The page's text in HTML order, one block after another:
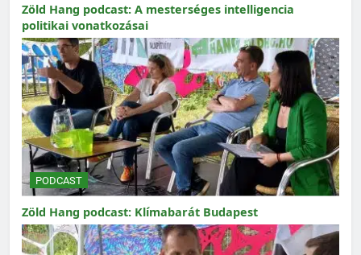
Zöld Hang podcast: A mesterséges intelligencia
politikai vonatkozásai
PODCAST
Zöld Hang podcast: Klímabarát Budapest